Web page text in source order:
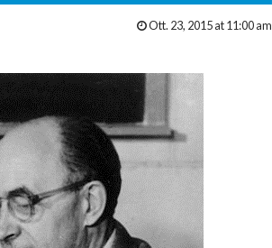
Ott. 23, 2015 at 11:00 am